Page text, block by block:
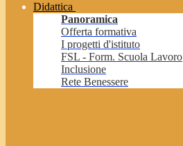
Didattica
Panoramica
Offerta formativa
I progetti d'istituto
FSL - Form. Scuola Lavoro
Inclusione
Rete Benessere